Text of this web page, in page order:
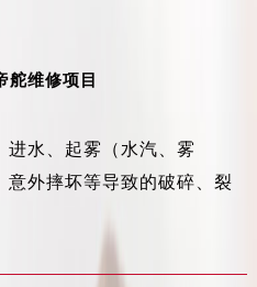
舵维修项目
进水、起雾（水汽、雾
意外摔坏等导致的破碎、裂